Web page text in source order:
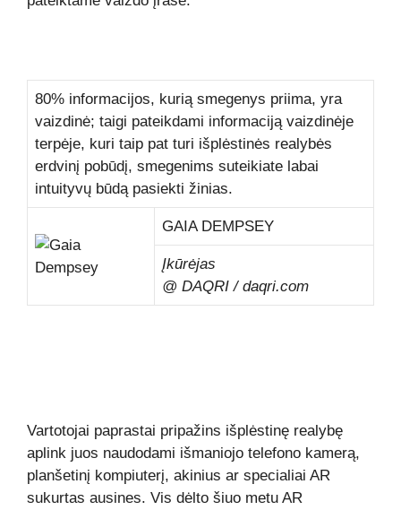
80% informacijos, kurią smegenys priima, yra
vaizdinė; taigi pateikdami informaciją vaizdinėje
terpėje, kuri taip pat turi išplėstinės realybės
erdvinį pobūdį, smegenims suteikiate labai
intuityvų būdą pasiekti žinias.
GAIA DEMPSEY
Įkūrėjas
@ DAQRI / daqri.com
Vartotojai paprastai pripažins išplėstinę realybę
aplink juos naudodami išmaniojo telefono kamerą,
planšetinį kompiuterį, akinius ar specialiai AR
sukurtas ausines. Vis dėlto šiuo metu AR